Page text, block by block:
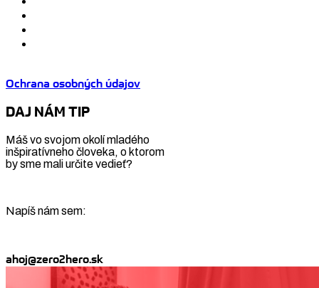
Ochrana osobných údajov
DAJ NÁM TIP
Máš vo svojom okolí mladého
inšpiratívneho človeka, o ktorom
by sme mali určite vedieť?
Napíš nám sem:
ahoj@zero2hero.sk